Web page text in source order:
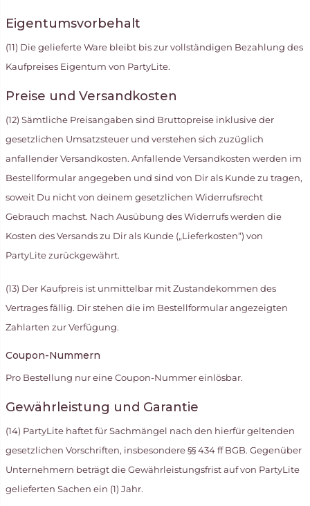
Eigentumsvorbehalt
(11) Die gelieferte Ware bleibt bis zur vollständigen Bezahlung des
Kaufpreises Eigentum von PartyLite.
Preise und Versandkosten
(12) Sämtliche Preisangaben sind Bruttopreise inklusive der
gesetzlichen Umsatzsteuer und verstehen sich zuzüglich
anfallender Versandkosten. Anfallende Versandkosten werden im
Bestellformular angegeben und sind von Dir als Kunde zu tragen,
soweit Du nicht von deinem gesetzlichen Widerrufsrecht
Gebrauch machst. Nach Ausübung des Widerrufs werden die
Kosten des Versands zu Dir als Kunde („Lieferkosten“) von
PartyLite zurückgewährt.
(13) Der Kaufpreis ist unmittelbar mit Zustandekommen des
Vertrages fällig. Dir stehen die im Bestellformular angezeigten
Zahlarten zur Verfügung.
Coupon-Nummern
Pro Bestellung nur eine Coupon-Nummer einlösbar.
Gewährleistung und Garantie
(14) PartyLite haftet für Sachmängel nach den hierfür geltenden
gesetzlichen Vorschriften, insbesondere §§ 434 ff BGB. Gegenüber
Unternehmern beträgt die Gewährleistungsfrist auf von PartyLite
gelieferten Sachen ein (1) Jahr.